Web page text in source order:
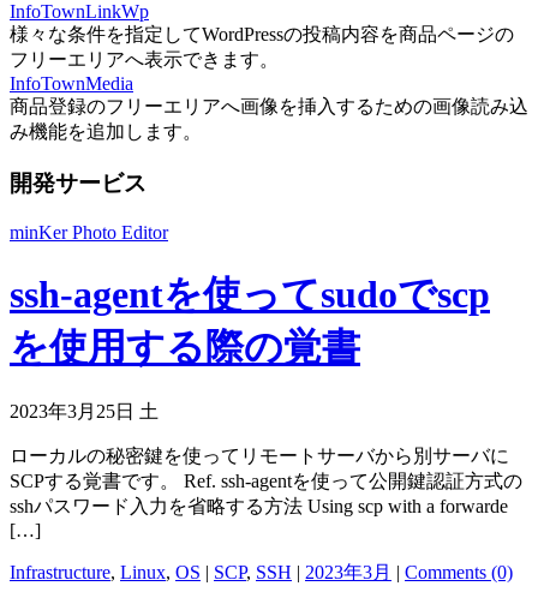
InfoTownLinkWp
様々な条件を指定してWordPressの投稿内容を商品ページの
フリーエリアへ表示できます。
InfoTownMedia
商品登録のフリーエリアへ画像を挿入するための画像読み込
み機能を追加します。
開発サービス
minKer Photo Editor
ssh-agentを使ってsudoでscp
を使用する際の覚書
2023年3月25日 土
ローカルの秘密鍵を使ってリモートサーバから別サーバに
SCPする覚書です。 Ref. ssh-agentを使って公開鍵認証方式の
sshパスワード入力を省略する方法 Using scp with a forwarde
[…]
Infrastructure, Linux, OS | SCP, SSH | 2023年3月 | Comments (0)